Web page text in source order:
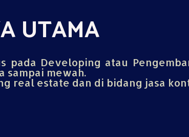
UTAMA
pada Developing atau
sampai mewah.
real estate dan di bidang jasa